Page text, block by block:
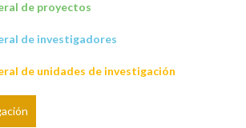
de investigación
de proyectos
de investigadores
de unidades de investigación